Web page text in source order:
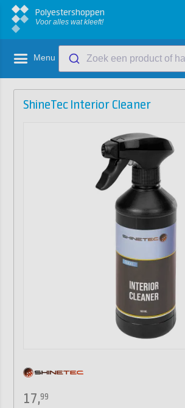
Polyestershoppen
Voor alles wat kleeft!
Menu Zoek een product of
ShineTec Interior Cleaner
17,99